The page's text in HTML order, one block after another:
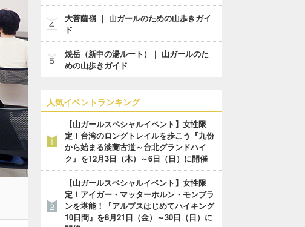
大菩薩嶺 ｜ 山ガールのための山歩きガイ
ド
焼岳（新中の湯ルート）｜ 山ガールのた
めの山歩きガイド
人気イベントランキング
【山ガールスペシャルイベント】女性限
定！台湾のロングトレイルを歩こう『九份
から始まる淡蘭古道～台北グランドハイ
ク』を12月3日（木）～6日（日）に開催
【山ガールスペシャルイベント】女性限
定！アイガー・マッターホルン・モンブラ
ンを堪能！『アルプスはじめてハイキング
10日間』を8月21日（金）～30日（日）に